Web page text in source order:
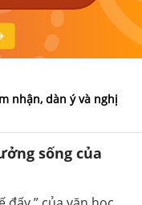
nhận, dàn ý và nghị
sống của